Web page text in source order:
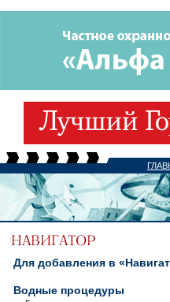
Для добавления в
Водные процедуры